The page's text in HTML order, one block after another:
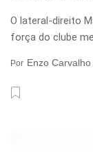
O lateral-direito
força do clube
Por Enzo Carvalho